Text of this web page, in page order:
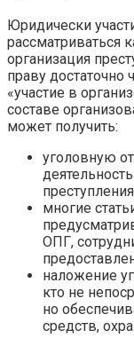
Юридически
рассматриваться
организация
праву
«участие в
составе
может получить:
уголовную
многие
ОПГ,
наложение
кто не
но
средств,